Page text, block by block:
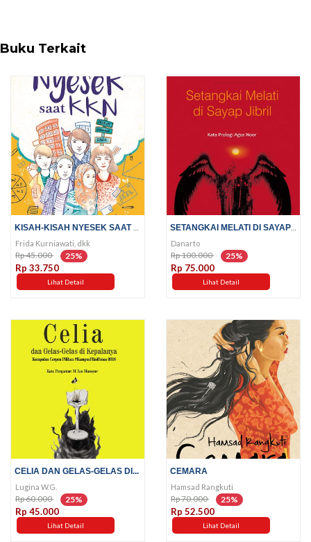
Buku Terkait
Frida Kurniawati, dkk
Rp 45.000 25%
Rp 33.750
Lihat Detail
Danarto
Rp 100.000 25%
Rp 75.000
Lihat Detail
CELIA DAN GELAS-GELAS DI...
Lugina W.G.
Rp 60.000 25%
Rp 45.000
Lihat Detail
CEMARA
Hamsad Rangkuti
Rp 70.000 25%
Rp 52.500
Lihat Detail